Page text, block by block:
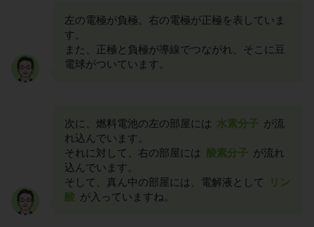
左の電極が負極。右の電極が正極を表していま
す。
また、正極と負極が導線でつながれ、そこに豆
電球がついています。
次に、燃料電池の左の部屋には 水素分子 が流
れ込んでいます。
それに対して、右の部屋には 酸素分子 が流れ
込んでいます。
そして、真ん中の部屋には、電解液として
リン
酸 が入っていますね。